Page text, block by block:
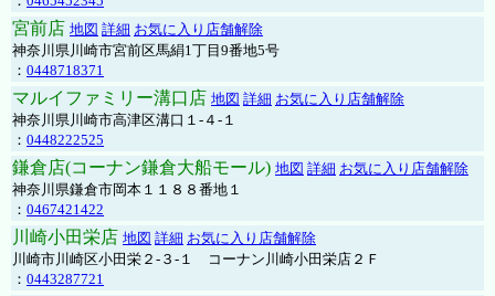
宮前店 地図 詳細 お気に入り店舗解除
神奈川県川崎市宮前区馬絹1丁目9番地5号
： 0448718371
マルイファミリー溝口店 地図 詳細 お気に入り店舗解除
神奈川県川崎市高津区溝口１-４-１
： 0448222525
鎌倉店(コーナン鎌倉大船モール) 地図 詳細 お気に入り店舗解除
神奈川県鎌倉市岡本１１８８番地１
： 0467421422
川崎小田栄店 地図 詳細 お気に入り店舗解除
川崎市川崎区小田栄２‐３‐１ コーナン川崎小田栄店２Ｆ
： 0443287721